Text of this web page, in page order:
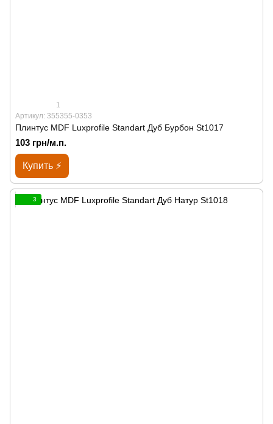
1
Артикул: 355355-0353
Плинтус MDF Luxprofile Standart Дуб Бурбон St1017
103 грн/м.п.
Купить ⚡
3